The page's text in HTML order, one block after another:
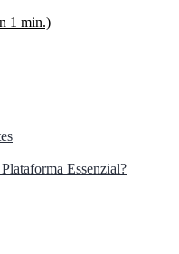
1 min.)
Essenzial?